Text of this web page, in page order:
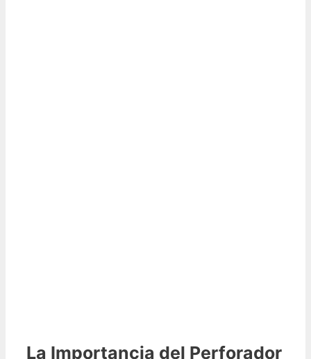
La Importancia del Perforador